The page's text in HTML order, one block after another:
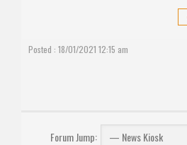
Posted : 18/01/2021 12:15 am
Forum Jump: